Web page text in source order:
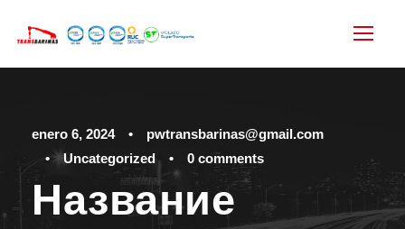
enero 6, 2024 •
pwtransbarinas@gmail.com
•
Uncategorized • 0 comments
Название